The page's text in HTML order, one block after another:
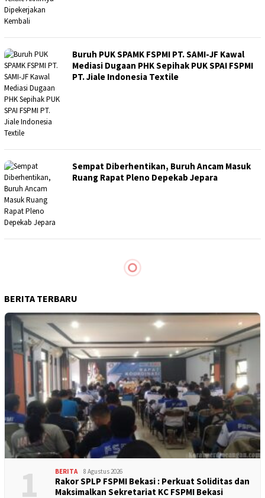
Buruh PUK SPAMK FSPMI PT. SAMI-JF Kawal
Mediasi Dugaan PHK Sepihak PUK SPAI FSPMI
PT. Jiale Indonesia Textile
Sempat Diberhentikan, Buruh Ancam Masuk
Ruang Rapat Pleno Depekab Jepara
Jepara Tuntut UMK Naik Sebesar Rp 2.486.861
Massa Buruh FSPMI Jepara Gelar Aksi Unjuk
Rasa, Tolak Omnibus Law Cipta Kerja dan
Tuntut Kenaikan Upah Minimum 2021
PUK SPAMK-FSPMI PT. SAMI-JF Geruduk
Diskopukmnakertrans Jepara
FSPMI Jepara Pertanyakan Keterpihakan
Pemerintah Di Tengah Wabah COVID-19
FSPMI Bersama Gerakan Rakyat Jawa Tengah
Melawan Tolak Omnibus Law